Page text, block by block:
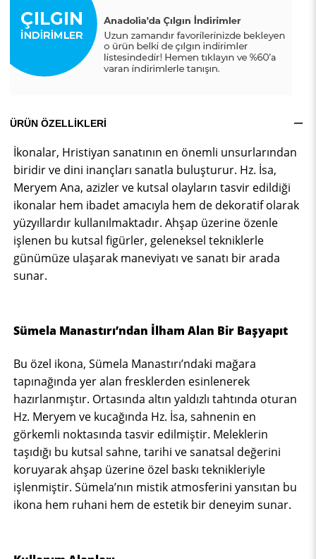
ÜRÜN ÖZELLIKLERI
İkonalar, Hristiyan sanatının en önemli unsurlarından
biridir ve dini inançları sanatla buluşturur. Hz. İsa,
Meryem Ana, azizler ve kutsal olayların tasvir edildiği
ikonalar hem ibadet amacıyla hem de dekoratif olarak
yüzyıllardır kullanılmaktadır. Ahşap üzerine özenle
işlenen bu kutsal figürler, geleneksel tekniklerle
günümüze ulaşarak maneviyatı ve sanatı bir arada
sunar.
Sümela Manastırı’ndan İlham Alan Bir Başyapıt
Bu özel ikona, Sümela Manastırı’ndaki mağara
tapınağında yer alan fresklerden esinlenerek
hazırlanmıştır. Ortasında altın yaldızlı tahtında oturan
Hz. Meryem ve kucağında Hz. İsa, sahnenin en
görkemli noktasında tasvir edilmiştir. Meleklerin
taşıdığı bu kutsal sahne, tarihi ve sanatsal değerini
koruyarak ahşap üzerine özel baskı teknikleriyle
işlenmiştir. Sümela’nın mistik atmosferini yansıtan bu
ikona hem ruhani hem de estetik bir deneyim sunar.